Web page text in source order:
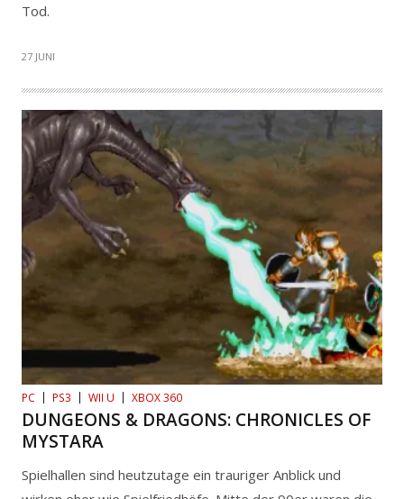
Tod.
27 JUNI
PC PS3 WII U XBOX 360
DUNGEONS & DRAGONS: CHRONICLES OF
MYSTARA
Spielhallen sind heutzutage ein trauriger Anblick und